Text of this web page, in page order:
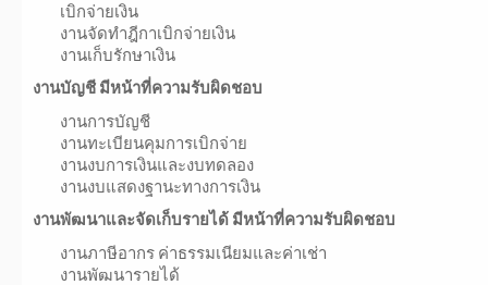
เบิกจ่ายเงิน
งานจัดทำฎีกาเบิกจ่ายเงิน
งานเก็บรักษาเงิน
งานบัญชี มีหน้าที่ความรับผิดชอบ
งานการบัญชี
งานทะเบียนคุมการเบิกจ่าย
งานงบการเงินและงบทดลอง
งานงบแสดงฐานะทางการเงิน
งานพัฒนาและจัดเก็บรายได้ มีหน้าที่ความรับผิดชอบ
งานภาษีอากร ค่าธรรมเนียมและค่าเช่า
งานพัฒนารายได้